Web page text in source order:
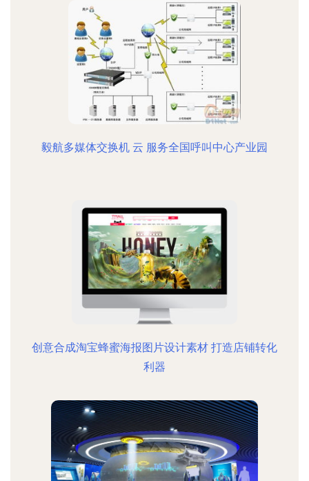
毅航多媒体交换机 云 服务全国呼叫中心产业园
创意合成淘宝蜂蜜海报图片设计素材 打造店铺转化
利器